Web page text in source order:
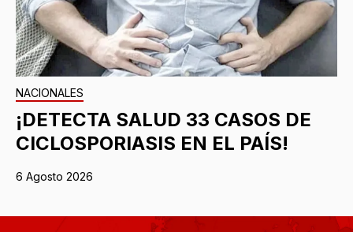
NACIONALES
¡DETECTA SALUD 33 CASOS DE
CICLOSPORIASIS EN EL PAÍS!
6 Agosto 2026